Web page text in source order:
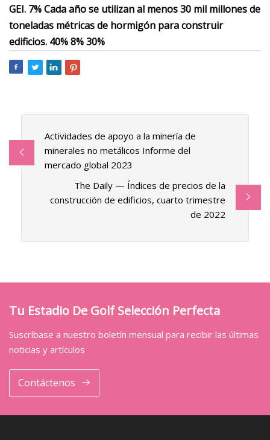
GEI. 7% Cada año se utilizan al menos 30 mil millones de
toneladas métricas de hormigón para construir
edificios. 40% 8% 30%
Actividades de apoyo a la minería de
minerales no metálicos Informe del
mercado global 2023
The Daily — Índices de precios de la
construcción de edificios, cuarto trimestre
de 2022
Tu Estadio De Golf Selección Perfecta
Suscríbase a nuestro boletín mensual para recibir las últimas
noticias y artículos
Contáctenos